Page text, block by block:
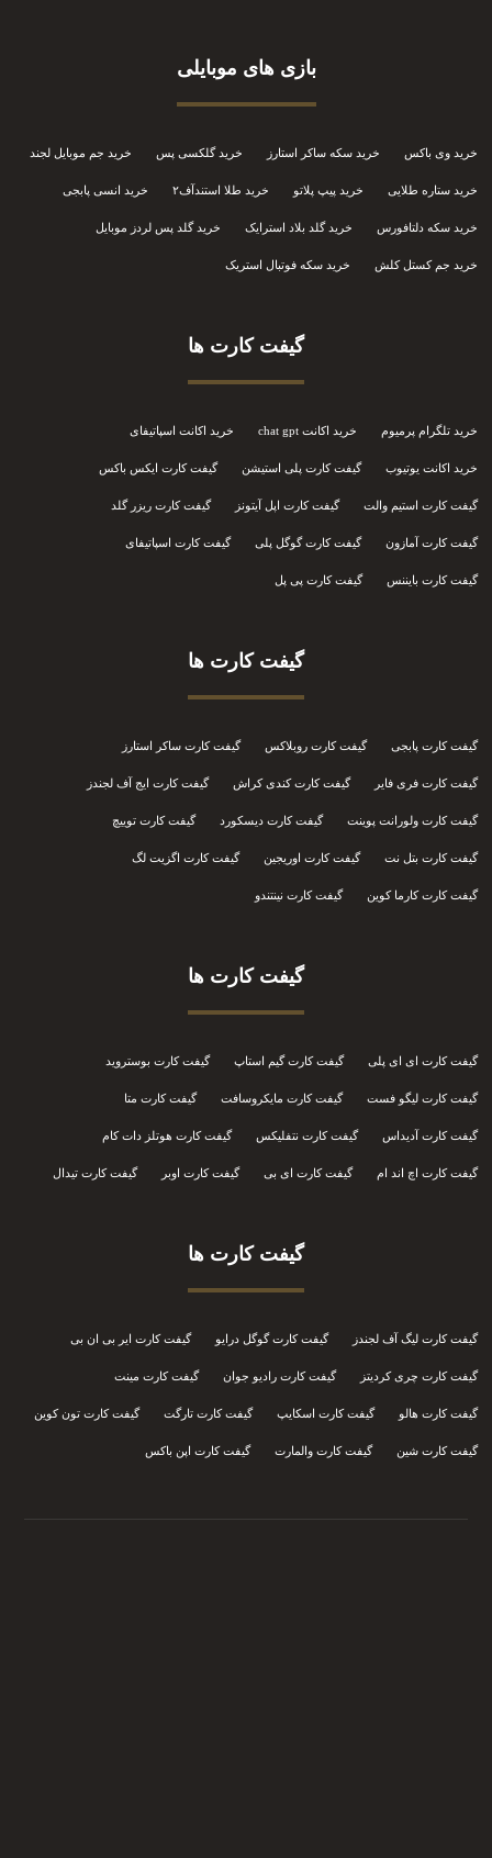
بازی های موبایلی
خرید وی باکس خرید سکه ساکر استارز خرید گلکسی پس خرید جم موبایل لجند
خرید ستاره طلایی خرید پیپ پلاتو خرید طلا استندآف۲ خرید انسی پابجی
خرید سکه دلتافورس خرید گلد بلاد استرایک خرید گلد پس لردز موبایل
خرید جم کستل کلش خرید سکه فوتبال استریک
گیفت کارت ها
خرید تلگرام پرمیوم خرید اکانت chat gpt خرید اکانت اسپاتیفای
خرید اکانت یوتیوب گیفت کارت پلی استیشن گیفت کارت ایکس باکس
گیفت کارت استیم والت گیفت کارت اپل آیتونز گیفت کارت ریزر گلد
گیفت کارت آمازون گیفت کارت گوگل پلی گیفت کارت اسپاتیفای
گیفت کارت بایننس گیفت کارت پی پل
گیفت کارت ها
گیفت کارت پابجی گیفت کارت روبلاکس گیفت کارت ساکر استارز
گیفت کارت فری فایر گیفت کارت کندی کراش گیفت کارت ایج آف لجندز
گیفت کارت ولورانت پوینت گیفت کارت دیسکورد گیفت کارت توییچ
گیفت کارت بتل نت گیفت کارت اوریجین گیفت کارت اگزیت لگ
گیفت کارت کارما کوین گیفت کارت نینتندو
گیفت کارت ها
گیفت کارت ای ای پلی گیفت کارت گیم استاپ گیفت کارت بوستروید
گیفت کارت لیگو فست گیفت کارت مایکروسافت گیفت کارت متا
گیفت کارت آدیداس گیفت کارت نتفلیکس گیفت کارت هوتلز دات کام
گیفت کارت اچ اند ام گیفت کارت ای بی گیفت کارت اوبر گیفت کارت تیدال
گیفت کارت ها
گیفت کارت لیگ آف لجندز گیفت کارت گوگل درایو گیفت کارت ایر بی ان بی
گیفت کارت چری کردیتز گیفت کارت رادیو جوان گیفت کارت مینت
گیفت کارت هالو گیفت کارت اسکایپ گیفت کارت تارگت گیفت کارت تون کوین
گیفت کارت شین گیفت کارت والمارت گیفت کارت اپن باکس